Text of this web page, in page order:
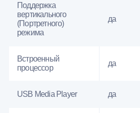
Поддержка
вертикального
(Портретного)
режима
да
Встроенный
процессор
да
USB Media Player да